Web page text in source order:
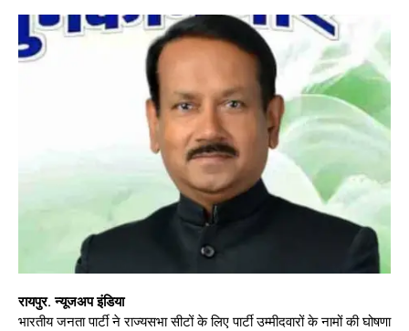
रायपुर. न्यूजअप इंडिया
भारतीय जनता पार्टी ने राज्यसभा सीटों के लिए पार्टी उम्मीदवारों के नामों की घोषणा